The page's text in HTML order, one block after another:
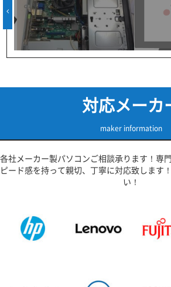
対応メーカ
maker information
各社メーカー製パソコンご相談承ります！専
ピード感を持って親切、丁寧に対応致します
い！